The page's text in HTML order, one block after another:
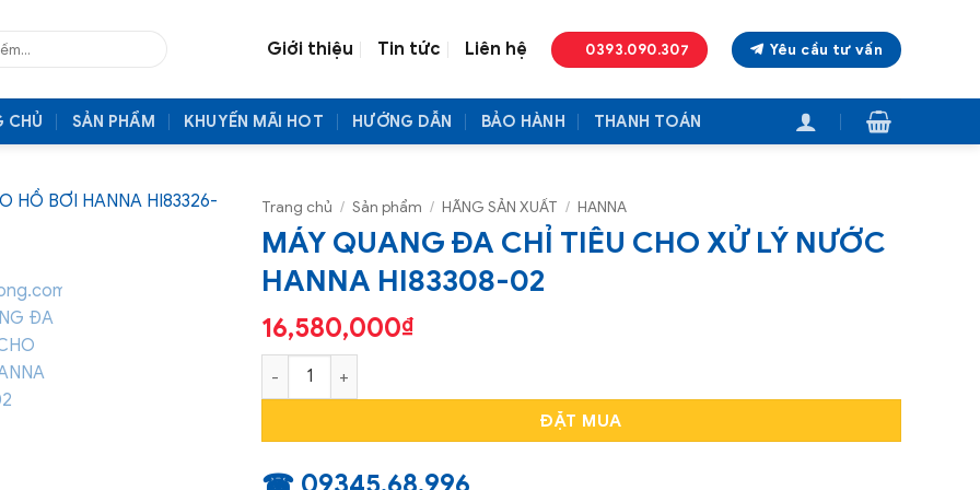
Giới thiệu Tin tức Liên hệ 0393.090.307 Yêu cầu tư vấn
CHỦ SẢN PHẨM KHUYẾN MÃI HOT HƯỚNG DẪN BẢO HÀNH THANH TOÁN
Trang chủ / Sản phẩm / HÃNG SẢN XUẤT / HANNA
MÁY QUANG ĐA CHỈ TIÊU CHO XỬ LÝ NƯỚC
HANNA HI83308-02
16,580,000₫
MÁY QUANG ĐA CHỈ TIÊU CHO XỬ LÝ NƯỚC HANNA HI83308-02 số lượng
ĐẶT MUA